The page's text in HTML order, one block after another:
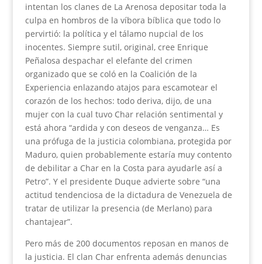
intentan los clanes de La Arenosa depositar toda la
culpa en hombros de la víbora bíblica que todo lo
pervirtió: la política y el tálamo nupcial de los
inocentes. Siempre sutil, original, cree Enrique
Peñalosa despachar el elefante del crimen
organizado que se coló en la Coalición de la
Experiencia enlazando atajos para escamotear el
corazón de los hechos: todo deriva, dijo, de una
mujer con la cual tuvo Char relación sentimental y
está ahora “ardida y con deseos de venganza… Es
una prófuga de la justicia colombiana, protegida por
Maduro, quien probablemente estaría muy contento
de debilitar a Char en la Costa para ayudarle así a
Petro”. Y el presidente Duque advierte sobre “una
actitud tendenciosa de la dictadura de Venezuela de
tratar de utilizar la presencia (de Merlano) para
chantajear”.
Pero más de 200 documentos reposan en manos de
la justicia. El clan Char enfrenta además denuncias